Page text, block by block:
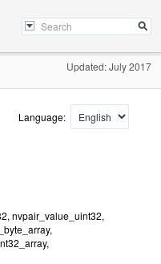
Updated: July 2017
Language:
nvpair_value_uint32,